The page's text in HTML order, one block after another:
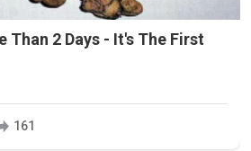
Than 2 Days - It's The First
161